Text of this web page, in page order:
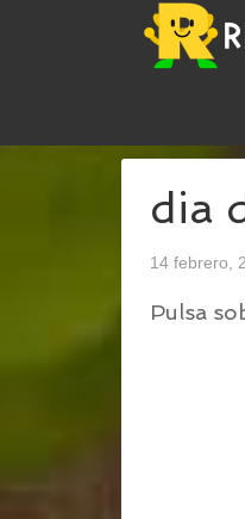
dia
14 febrero,
Pulsa